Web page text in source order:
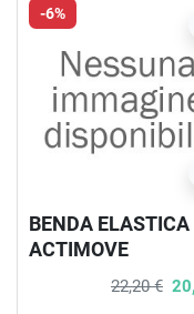
-6%
BENDA ELASTICA
ACTIMOVE
TENSOPLAST
AUTOADESIVA
22,20 €